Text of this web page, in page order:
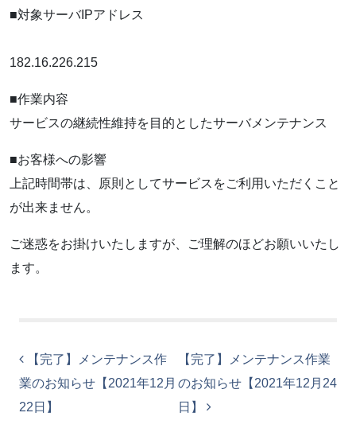
■対象サーバIPアドレス
182.16.226.215
■作業内容
サービスの継続性維持を目的としたサーバメンテナンス
■お客様への影響
上記時間帯は、原則としてサービスをご利用いただくこと
が出来ません。
ご迷惑をお掛けいたしますが、ご理解のほどお願いいたし
ます。
【完了】メンテナンス作
業のお知らせ【2021年12月
22日】
【完了】メンテナンス作業
のお知らせ【2021年12月24
日】